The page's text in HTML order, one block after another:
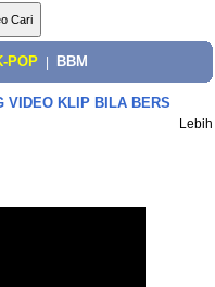
POP BBM
VIDEO KLIP BILA BERS
Lebih